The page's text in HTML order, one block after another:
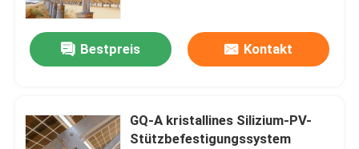
Haus
Bestpreis Kontakt
GQ-A kristallines Silizium-PV-
Stützbefestigungssystem